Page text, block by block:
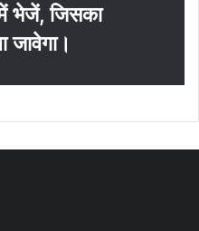
भेजें, जिसका
जावेगा।